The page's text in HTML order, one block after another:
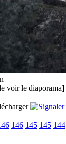
voir le diaporama]
146 145 145 144